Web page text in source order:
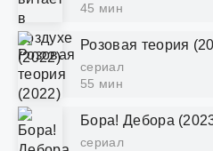
45 мин
Розовая теория
сериал
55 мин
Бора! Дебора
сериал